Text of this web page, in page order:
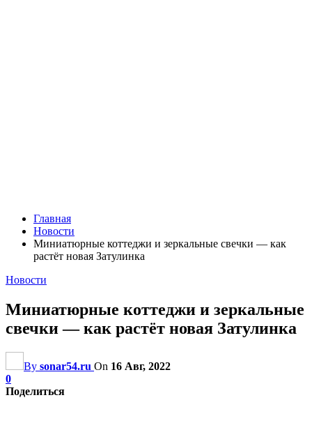
Главная
Новости
Миниатюрные коттеджи и зеркальные свечки — как
растёт новая Затулинка
Новости
Миниатюрные коттеджи и зеркальные
свечки — как растёт новая Затулинка
By sonar54.ru On 16 Авг, 2022
0
Поделиться